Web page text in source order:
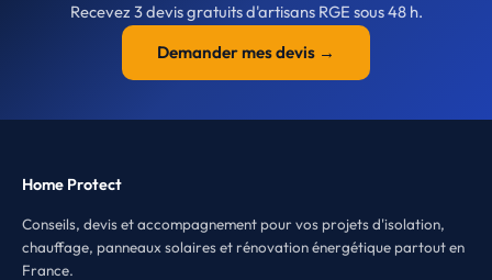
Recevez 3 devis gratuits d'artisans RGE sous 48 h.
Demander mes devis →
Home Protect
Conseils, devis et accompagnement pour vos projets d'isolation,
chauffage, panneaux solaires et rénovation énergétique partout en
France.